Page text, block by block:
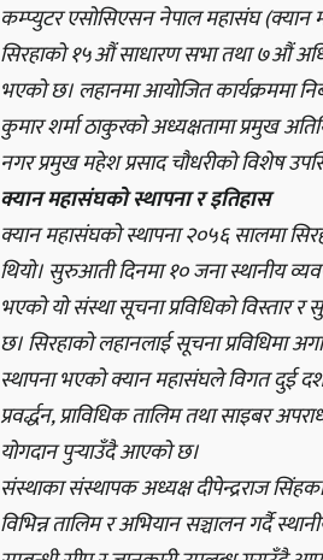
कम्प्युटर एसोसिएसन नेपाल महासंघ (क्यान
सिरहाको १५औं साधारण सभा तथा ७औं
भएको छ। लहानमा आयोजित कार्यक्रममा
कुमार शर्मा ठाकुरको अध्यक्षतामा प्रमुख
नगर प्रमुख महेश प्रसाद चौधरीको विशेष
क्यान महासंघको स्थापना र इतिहास
क्यान महासंघको स्थापना२०५६सालमा
थियो। सुरुआती दिनमा १० जना स्थानीय
भएको यो संस्था सूचना प्रविधिको विस्तार र
छ। सिरहाको लहानलाई सूचना प्रविधिमा
स्थापना भएको क्यान महासंघले विगत दुई
प्रवर्द्धन, प्राविधिक तालिम तथा साइबर
योगदान पुर्‍याउँदै आएको छ।
संस्थाका संस्थापक अध्यक्ष दीपेन्द्रराज
विभिन्न तालिम र अभियान सञ्चालन गर्दै